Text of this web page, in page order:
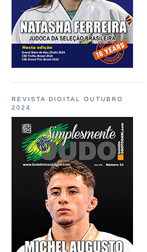
REVISTA DIGITAL OUTUBRO
2024